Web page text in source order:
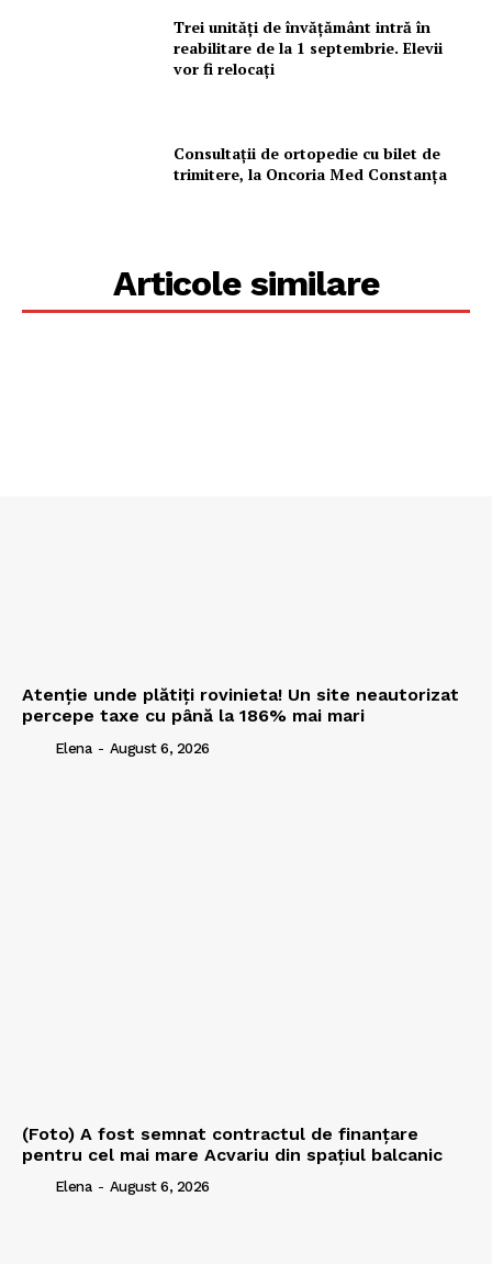
Trei unități de învățământ intră în
reabilitare de la 1 septembrie. Elevii
vor fi relocați
Consultații de ortopedie cu bilet de
trimitere, la Oncoria Med Constanța
Articole similare
Atenție unde plătiți rovinieta! Un site neautorizat
percepe taxe cu până la 186% mai mari
Elena - August 6, 2026
(Foto) A fost semnat contractul de finanțare
pentru cel mai mare Acvariu din spațiul balcanic
Elena - August 6, 2026